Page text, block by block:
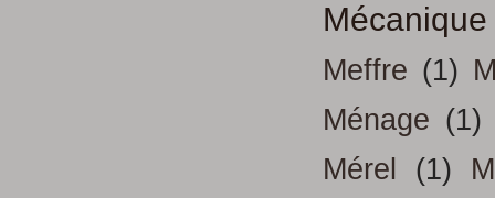
Mécanique
Meffre (1)
Ménage (1)
Mérel
(1)